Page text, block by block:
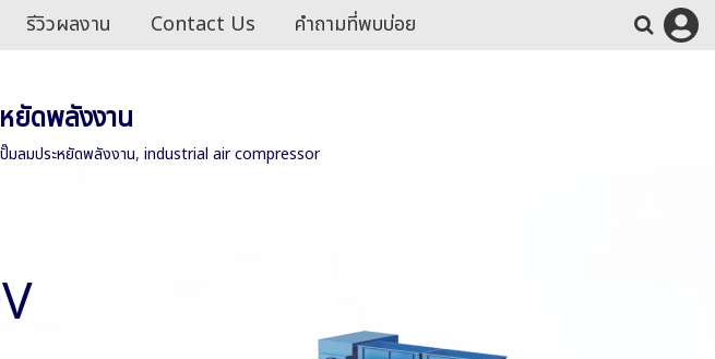
รีวิวผลงาน Contact Us คำถามที่พบบ่อย
ยัดพลังงาน
ปั๊มลมประหยัดพลังงาน, industrial air compressor